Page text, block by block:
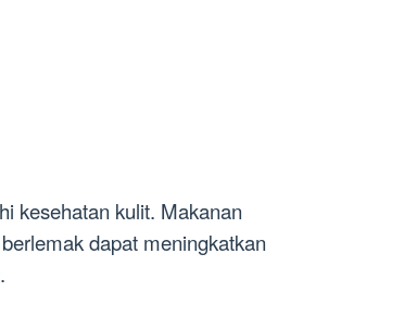
kesehatan kulit. Makanan
dapat meningkatkan